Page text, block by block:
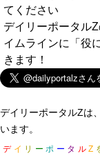
てください
デイリーポータル
イムラインに「役
きます！
デイリーポータルZは
います。
デ イ リ ー ポ ー タ ル Z